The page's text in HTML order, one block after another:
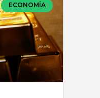
ECONOMÍA